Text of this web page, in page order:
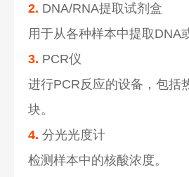
2. DNA/RNA提取试剂盒
用于从各种样本中提取DNA
3. PCR仪
进行PCR反应的设备，包括
块。
4. 分光光度计
检测样本中的核酸浓度。